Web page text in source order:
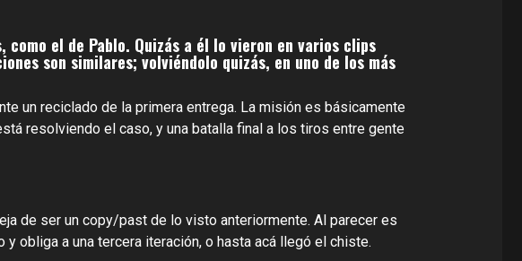
el de Pablo. Quizás a él lo vieron en varios clips
son similares; volviéndolo quizás, en uno de los más
un reciclado de la primera entrega. La misión es básicamente
resolviendo el caso, y una batalla final a los tiros entre gente
de ser un copy/past de lo visto anteriormente. Al parecer es
obliga a una tercera iteración, o hasta acá llegó el chiste.